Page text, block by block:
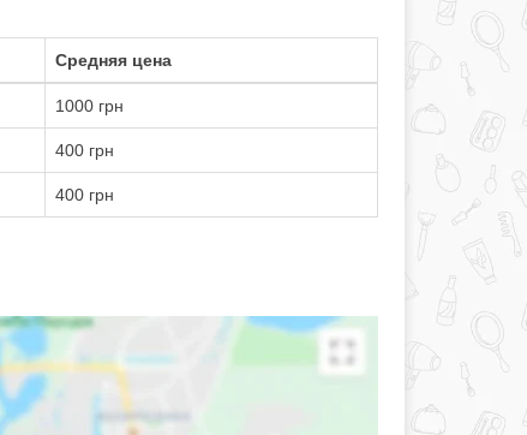
Средняя цена
1000 грн
400 грн
400 грн